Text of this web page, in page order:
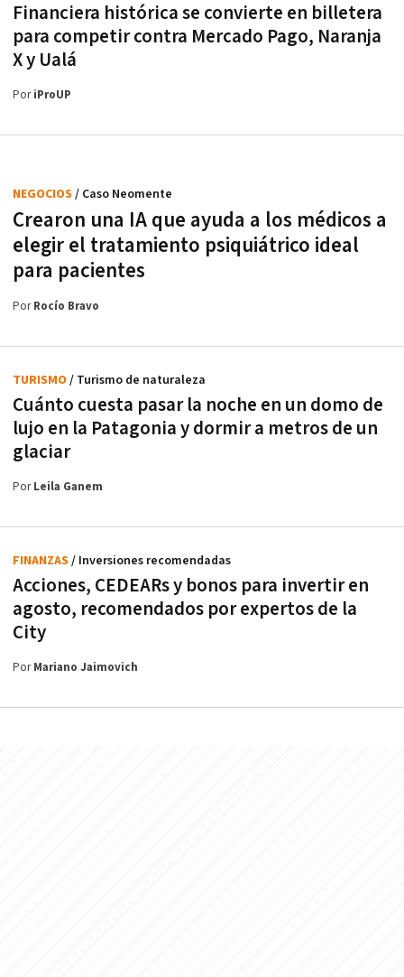
Financiera histórica se convierte en billetera
para competir contra Mercado Pago, Naranja
X y Ualá
PoriProUP
Crearon una IA que ayuda a los médicos a
elegir el tratamiento psiquiátrico ideal
para pacientes
NEGOCIOS / Caso Neomente
PorRocío Bravo
Cuánto cuesta pasar la noche en un domo de
lujo en la Patagonia y dormir a metros de un
glaciar
TURISMO / Turismo de naturaleza
PorLeila Ganem
Acciones, CEDEARs y bonos para invertir en
agosto, recomendados por expertos de la
City
FINANZAS / Inversiones recomendadas
PorMariano Jaimovich